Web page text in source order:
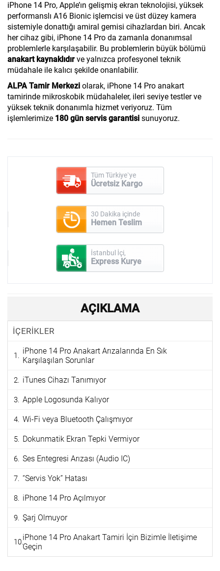
iPhone 14 Pro, Apple’ın gelişmiş ekran teknolojisi, yüksek
performanslı A16 Bionic işlemcisi ve üst düzey kamera
sistemiyle donattığı amiral gemisi cihazlardan biri. Ancak
her cihaz gibi, iPhone 14 Pro da zamanla donanımsal
problemlerle karşılaşabilir. Bu problemlerin büyük bölümü
anakart kaynaklıdır ve yalnızca profesyonel teknik
müdahale ile kalıcı şekilde onarılabilir.
ALPA Tamir Merkezi olarak, iPhone 14 Pro anakart
tamirinde mikroskobik müdahaleler, ileri seviye testler ve
yüksek teknik donanımla hizmet veriyoruz. Tüm
işlemlerimize 180 gün servis garantisi sunuyoruz.
Tüm Türkiye`ye
Ücretsiz Kargo
30 Dakika içinde
Hemen Teslim
İstanbul İçi,
Express Kurye
AÇIKLAMA
İÇERİKLER
iPhone 14 Pro Anakart Arızalarında En Sık
Karşılaşılan Sorunlar
iTunes Cihazı Tanımıyor
Apple Logosunda Kalıyor
Wi-Fi veya Bluetooth Çalışmıyor
Dokunmatik Ekran Tepki Vermiyor
Ses Entegresi Arızası (Audio IC)
“Servis Yok” Hatası
iPhone 14 Pro Açılmıyor
Şarj Olmuyor
iPhone 14 Pro Anakart Tamiri İçin Bizimle İletişime
Geçin